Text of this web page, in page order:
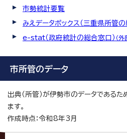
市勢統計要覧
みえデータボックス（三重県所管の
e-stat（政府統計の総合窓口） （外
市所管のデータ
出典（所管）が伊勢市のデータであるた
ます。
作成時点：令和8年3月